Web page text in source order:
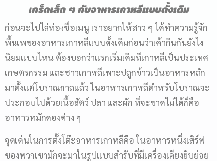
เกร็ดเล็ก ๆ กับอาหารเกาหลีแบบดั้งเดิม
ก่อนจะไปไล่ท่องชื่อเมนู เราอยากให้สาว ๆ ได้ทำความรู้จัก
พื้นเพของอาหารเกาหลีแบบดั้งเดิมก่อนว่าเค้ากินกันยังไง
นิยมแบบไหน ต้องบอกว่าแรกเริ่มเดิมทีเกาหลีเป็นประเทศ
เกษตรกรรม และชาวเกาหลีเพาะปลูกข้าวเป็นอาหารหลัก
มาตั้งแต่โบราณกาลแล้ว ในอาหารเกาหลีตำหรับโบราณจะ
ประกอบไปด้วยเนื้อสัตว์ ปลา และผัก ที่จะขาดไม่ได้ก็คือ
อาหารหมักดองต่าง ๆ
จุดเด่นในการตั้งโต๊ะอาหารเกาหลีคือ ในอาหารหนึ่งเสิร์ฟ
ของพวกเขามักจะมาในรูปแบบสำรับที่มีเครื่องเคียงยิบย่อย